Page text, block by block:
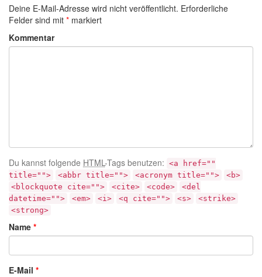
Deine E-Mail-Adresse wird nicht veröffentlicht. Erforderliche
Felder sind mit * markiert
Kommentar
Du kannst folgende HTML-Tags benutzen: <a href=""
title="">
<abbr title=""> <acronym title="">
<b>
<blockquote cite="">
<cite> <code>
<del
datetime="">
<em> <i> <q cite=""> <s>
<strike>
<strong>
Name *
E-Mail *